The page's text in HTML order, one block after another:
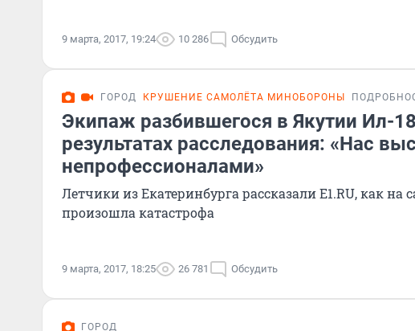
9 марта, 2017, 19:24 10 286 Обсудить
ГОРОД КРУШЕНИЕ САМОЛЁТА МИНОБОРОНЫ
Экипаж разбившегося в Якутии Ил-
результатах расследования: «Нас
непрофессионалами»
Летчики из Екатеринбурга рассказали E1.RU, как на
произошла катастрофа
9 марта, 2017, 18:25 26 781 Обсудить
ГОРОД